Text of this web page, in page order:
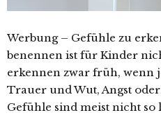
Werbung – Gefühle zu
benennen ist für Kinder
erkennen zwar früh, wenn
Trauer und Wut, Angst
Gefühle sind meist nicht so